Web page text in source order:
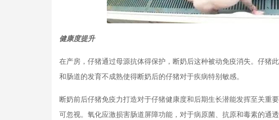
健康度提升
在产房，仔猪通过母源抗体得保护，断奶后这种被动免疫消失。仔猪
和肠道的发育不成熟使得断奶后的仔猪对于疾病特别敏感。
断奶前后仔猪免疫力打造对于仔猪健康度和后期生长潜能发挥至关重
可忽视。氧化应激损害肠道屏障功能，对于病原菌、抗原和毒素的通透